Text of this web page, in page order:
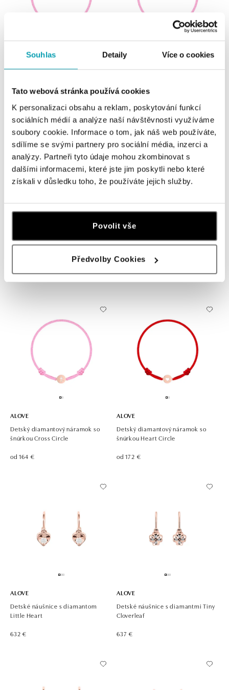
Souhlas Detaily Více o cookies
Tato webová stránka používá cookies
K personalizaci obsahu a reklam, poskytování funkcí
sociálních médií a analýze naší návštěvnosti využíváme
soubory cookie. Informace o tom, jak náš web používáte,
sdílíme se svými partnery pro sociální média, inzerci a
analýzy. Partneři tyto údaje mohou zkombinovat s
dalšími informacemi, které jste jim poskytli nebo které
získali v důsledku toho, že používáte jejich služby.
Povolit vše
Předvolby Cookies
ALOVE
ALOVE
ALOVE
ALOVE
šnúrkou Angel Wings
ALOVE
Detský diamantový náramok so
šnúrkou Cross Circle
od 164 €
ALOVE
Detský diamantový náramok so
šnúrkou Heart Circle
od 172 €
ALOVE
Detské náušnice s diamantom
Little Heart
632 €
ALOVE
Detské náušnice s diamantmi Tiny
Cloverleaf
637 €